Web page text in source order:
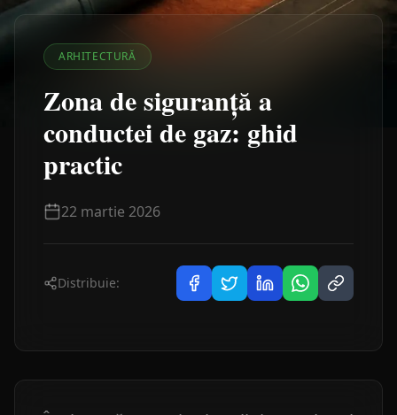
ARHITECTURĂ
Zona de siguranță a
conductei de gaz: ghid
practic
22 martie 2026
Distribuie: